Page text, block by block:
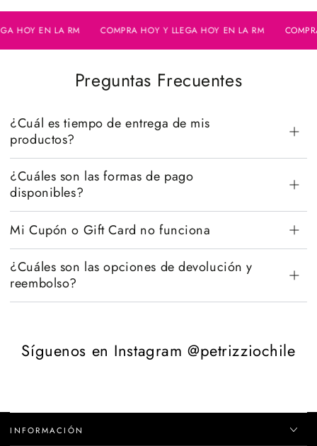
EN LA RM COMPRA HOY Y LLEGA HOY EN LA RM COMPRA
Preguntas Frecuentes
¿Cuál es tiempo de entrega de mis
productos?
¿Cuáles son las formas de pago
disponibles?
Mi Cupón o Gift Card no funciona
¿Cuáles son las opciones de devolución y
reembolso?
Síguenos en Instagram @petrizziochile
INFORMACIÓN